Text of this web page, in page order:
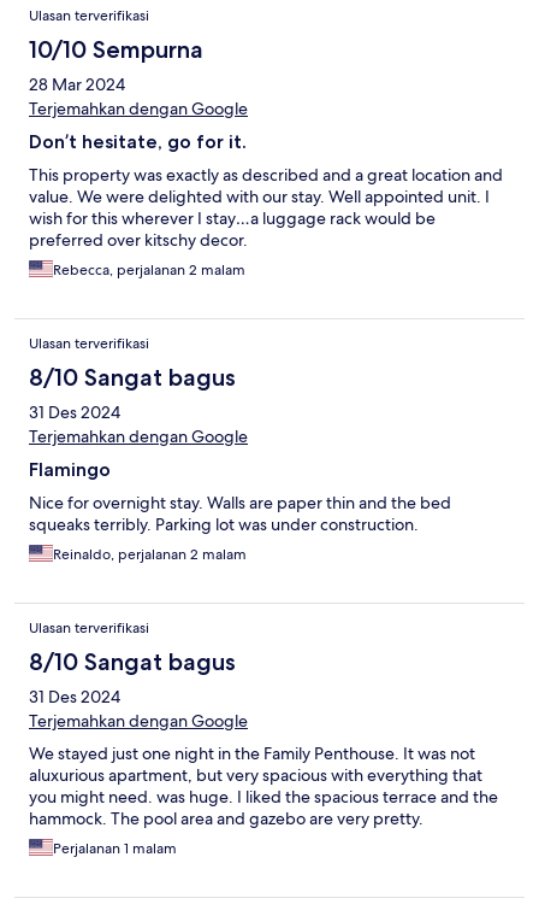
Ulasan terverifikasi
10/10 Sempurna
28 Mar 2024
Terjemahkan dengan Google
Don’t hesitate, go for it.
This property was exactly as described and a great location and
value. We were delighted with our stay. Well appointed unit. I
wish for this wherever I stay…a luggage rack would be
preferred over kitschy decor.
Rebecca, perjalanan 2 malam
Ulasan terverifikasi
8/10 Sangat bagus
31 Des 2024
Terjemahkan dengan Google
Flamingo
Nice for overnight stay. Walls are paper thin and the bed
squeaks terribly. Parking lot was under construction.
Reinaldo, perjalanan 2 malam
Ulasan terverifikasi
8/10 Sangat bagus
31 Des 2024
Terjemahkan dengan Google
We stayed just one night in the Family Penthouse. It was not
aluxurious apartment, but very spacious with everything that
you might need. was huge. I liked the spacious terrace and the
hammock. The pool area and gazebo are very pretty.
Perjalanan 1 malam